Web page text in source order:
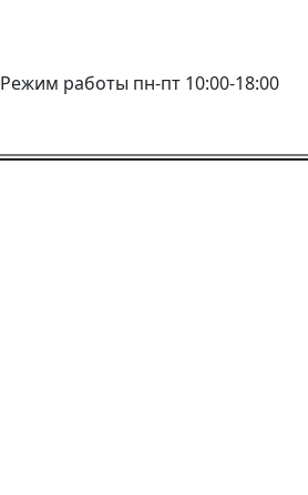
Режим работы пн-пт 10:00-18:00